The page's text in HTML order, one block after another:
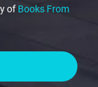
of Books From